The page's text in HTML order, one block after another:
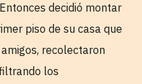
decidió montar
piso de su casa que
recolectaron
los